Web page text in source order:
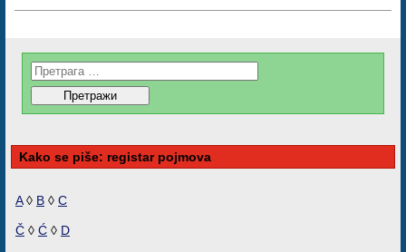
Kako se piše: registar pojmova
A◊ B ◊ C
Č ◊ Ć ◊ D